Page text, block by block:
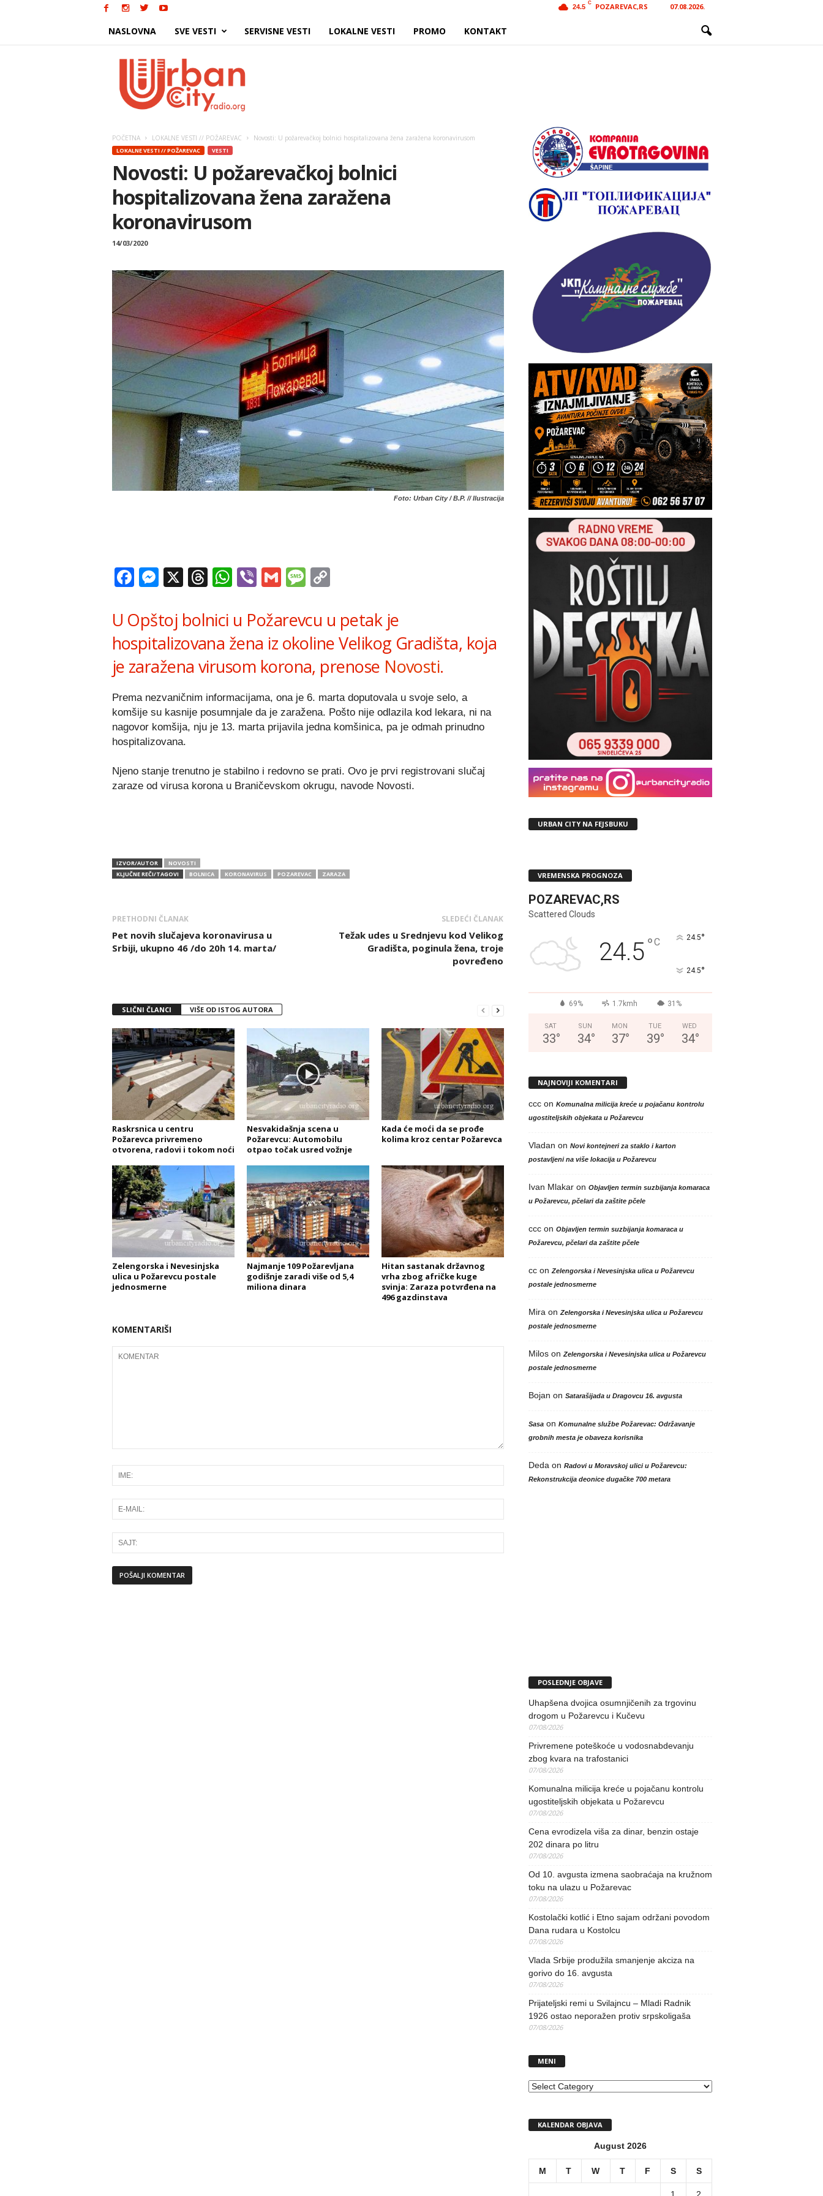
24.5
C POZAREVAC,RS 07.08.2026.
NASLOVNA SVE VESTI SERVISNE VESTI LOKALNE VESTI PROMO KONTAKT
POČETNA LOKALNE VESTI // POŽAREVAC Novosti: U požarevačkoj bolnici hospitalizovana žena zaražena koronavirusom
LOKALNE VESTI // POŽAREVAC VESTI
Novosti: U požarevačkoj bolnici
hospitalizovana žena zaražena
koronavirusom
14/03/2020
Foto: Urban City / B.P. // Ilustracija
Facebook
Messenger
X Threads
WhatsApp
ViberGmailMessage
U Opštoj bolnici u Požarevcu u petak je
hospitalizovana žena iz okoline Velikog Gradišta, koja
je zaražena virusom korona, prenose Novosti.
Prema nezvaničnim informacijama, ona je 6. marta doputovala u svoje selo, a
komšije su kasnije posumnjale da je zaražena. Pošto nije odlazila kod lekara, ni na
nagovor komšija, nju je 13. marta prijavila jedna komšinica, pa je odmah prinudno
hospitalizovana.
Njeno stanje trenutno je stabilno i redovno se prati. Ovo je prvi registrovani slučaj
zaraze od virusa korona u Braničevskom okrugu, navode Novosti.
IZVOR/AUTOR
NOVOSTI
KLJUČNE REČI/TAGOVI
BOLNICA KORONAVIRUS POZAREVAC ZARAZA
PRETHODNI ČLANAK
Pet novih slučajeva koronavirusa u
Srbiji, ukupno 46 /do 20h 14. marta/
SLEDEĆI ČLANAK
Težak udes u Srednjevu kod Velikog
Gradišta, poginula žena, troje
povređeno
SLIČNI ČLANCI VIŠE OD ISTOG AUTORA
Raskrsnica u centru
Požarevca privremeno
otvorena, radovi i tokom noći
Nesvakidašnja scena u
Požarevcu: Automobilu
otpao točak usred vožnje
Kada će moći da se prođe
kolima kroz centar Požarevca
Zelengorska i Nevesinjska
ulica u Požarevcu postale
jednosmerne
Najmanje 109 Požarevljana
godišnje zaradi više od 5,4
miliona dinara
Hitan sastanak državnog
vrha zbog afričke kuge
svinja: Zaraza potvrđena na
496 gazdinstava
KOMENTARIŠI
URBAN CITY NA FEJSBUKU
VREMENSKA PROGNOZA
POZAREVAC,RS
Scattered Clouds
24.5°C 24.5°
24.5°
69% 1.7kmh 31%
SAT
33°
SUN
34°
MON
37°
TUE
39°
WED
34°
NAJNOVIJI KOMENTARI
cccon Komunalna milicija kreće u pojačanu kontrolu
ugostiteljskih objekata u Požarevcu
Vladan on Novi kontejneri za staklo i karton
postavljeni na više lokacija u Požarevcu
Ivan Mlakaron Objavljen termin suzbijanja komaraca
u Požarevcu, pčelari da zaštite pčele
cccon Objavljen termin suzbijanja komaraca u
Požarevcu, pčelari da zaštite pčele
ccon Zelengorska i Nevesinjska ulica u Požarevcu
postale jednosmerne
Mira on Zelengorska i Nevesinjska ulica u Požarevcu
postale jednosmerne
Miloson Zelengorska i Nevesinjska ulica u Požarevcu
postale jednosmerne
Bojan on Satarašijada u Dragovcu 16. avgusta
Sasaon Komunalne službe Požarevac: Održavanje
grobnih mesta je obaveza korisnika
Deda on Radovi u Moravskoj ulici u Požarevcu:
Rekonstrukcija deonice dugačke 700 metara
POSLEDNJE OBJAVE
Uhapšena dvojica osumnjičenih za trgovinu
drogom u Požarevcu i Kučevu
07/08/2026
Privremene poteškoće u vodosnabdevanju
zbog kvara na trafostanici
07/08/2026
Komunalna milicija kreće u pojačanu kontrolu
ugostiteljskih objekata u Požarevcu
07/08/2026
Cena evrodizela viša za dinar, benzin ostaje
202 dinara po litru
07/08/2026
Od 10. avgusta izmena saobraćaja na kružnom
toku na ulazu u Požarevac
07/08/2026
Kostolački kotlić i Etno sajam održani povodom
Dana rudara u Kostolcu
07/08/2026
Vlada Srbije produžila smanjenje akciza na
gorivo do 16. avgusta
07/08/2026
Prijateljski remi u Svilajncu – Mladi Radnik
1926 ostao neporažen protiv srpskoligaša
07/08/2026
MENI
MENI
KALENDAR OBJAVA
August 2026
M T W T F S S
1 2